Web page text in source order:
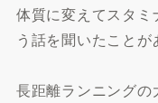
体質に変えてスタ
う話を聞いたことが
長距離ランニングの